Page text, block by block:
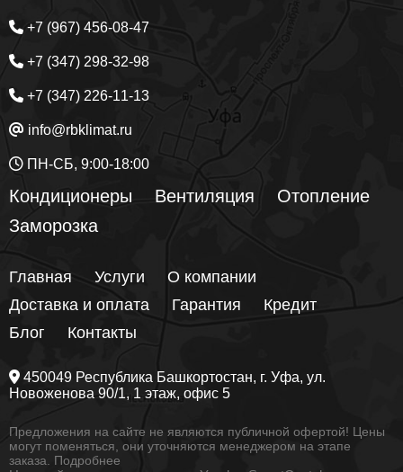
+7 (967) 456-08-47
+7 (347) 298-32-98
+7 (347) 226-11-13
info@rbklimat.ru
ПН-СБ, 9:00-18:00
Кондиционеры Вентиляция
Отопление
Заморозка
Главная Услуги
О компании
Доставка и оплата
Гарантия
Кредит
Блог
Контакты
450049 Республика Башкортостан, г. Уфа, ул.
Новоженова 90/1, 1 этаж, офис 5
Предложения на сайте не являются публичной офертой! Цены
могут поменяться, они уточняются менеджером на этапе
заказа. Подробнее